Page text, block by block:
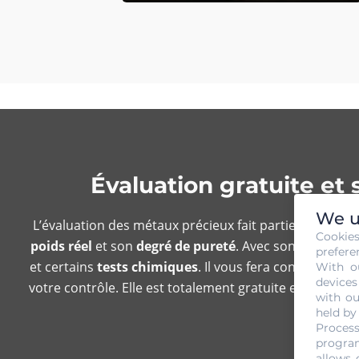
Évaluation gratuite et
L’évaluation des métaux précieux fait partie des
poids réel et son degré de pureté. Avec son
et certains tests chimiques. Il vous fera connaître
votre contrôle. Elle est totalement gratuite et sans
moment
We
With
with
held